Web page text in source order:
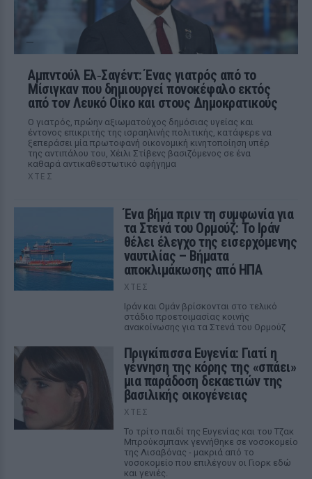
Αμπντούλ Ελ‑Σαγέντ: Ένας γιατρός από το
Μίσιγκαν που δημιουργεί πονοκέφαλο εκτός
από τον Λευκό Οίκο και στους Δημοκρατικούς
Ο γιατρός, πρώην αξιωματούχος δημόσιας υγείας και
έντονος επικριτής της ισραηλινής πολιτικής, κατάφερε να
ξεπεράσει μία πρωτοφανή οικονομική κινητοποίηση υπέρ
της αντιπάλου του, Χέιλι Στίβενς βασιζόμενος σε ένα
καθαρά αντικαθεστωτικό αφήγημα
ΧΤΕΣ
Ένα βήμα πριν τη συμφωνία για
τα Στενά του Ορμούζ: Το Ιράν
θέλει έλεγχο της εισερχόμενης
ναυτιλίας – Βήματα
αποκλιμάκωσης από ΗΠΑ
ΧΤΕΣ
Ιράν και Ομάν βρίσκονται στο τελικό
στάδιο προετοιμασίας κοινής
ανακοίνωσης για τα Στενά του Ορμούζ
Πριγκίπισσα Ευγενία: Γιατί η
γέννηση της κόρης της «σπάει»
μια παράδοση δεκαετιών της
βασιλικής οικογένειας
ΧΤΕΣ
Το τρίτο παιδί της Ευγενίας και του Τζακ
Μπρούκσμπανκ γεννήθηκε σε νοσοκομείο
της Λισαβόνας - μακριά από το
νοσοκομείο που επιλέγουν οι Γιορκ εδώ
και γενιές.